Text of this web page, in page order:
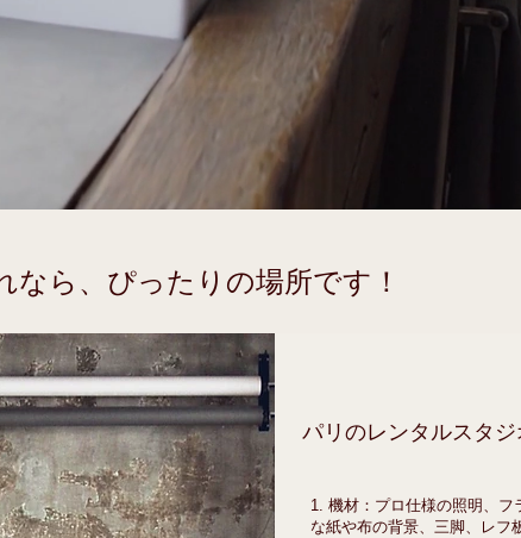
ら、ぴったりの場所です！
パリのレンタルスタ
1. 機材：プロ仕様の照明、フ
な紙や布の背景、三脚、レフ